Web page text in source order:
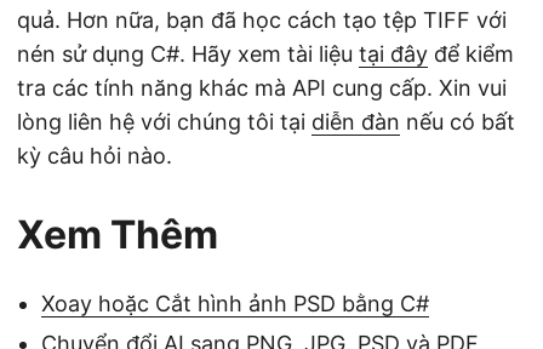
quả. Hơn nữa, bạn đã học cách tạo tệp TIFF với
nén sử dụng C#. Hãy xem tài liệu tại đây để kiểm
tra các tính năng khác mà API cung cấp. Xin vui
lòng liên hệ với chúng tôi tại diễn đàn nếu có bất
kỳ câu hỏi nào.
Xem Thêm
Xoay hoặc Cắt hình ảnh PSD bằng C#
Chuyển đổi AI sang PNG, JPG, PSD và PDF